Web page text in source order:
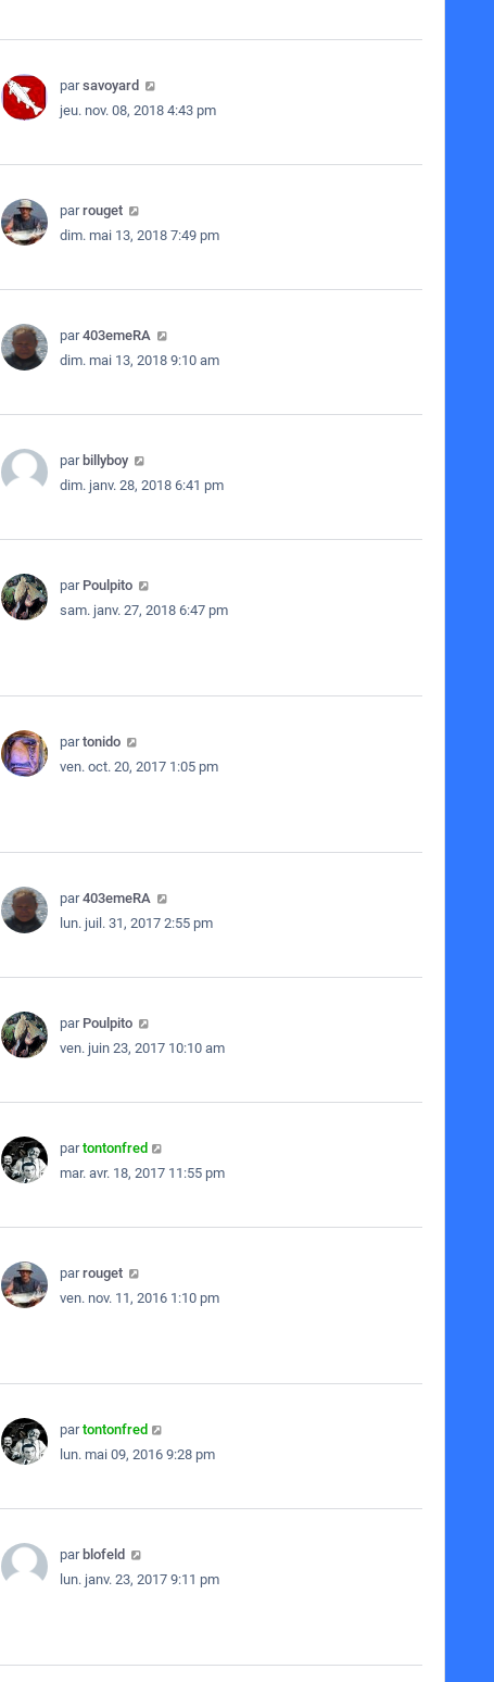
parsavoyard
jeu. nov. 08, 2018 4:43 pm
parrouget
dim. mai 13, 2018 7:49 pm
par403emeRA
dim. mai 13, 2018 9:10 am
par billyboy
dim. janv. 28, 2018 6:41 pm
par Poulpito
sam. janv. 27, 2018 6:47 pm
partonido
ven. oct. 20, 2017 1:05 pm
par403emeRA
lun. juil. 31, 2017 2:55 pm
par Poulpito
ven. juin 23, 2017 10:10 am
partontonfred
mar. avr. 18, 2017 11:55 pm
parrouget
ven. nov. 11, 2016 1:10 pm
partontonfred
lun. mai 09, 2016 9:28 pm
par blofeld
lun. janv. 23, 2017 9:11 pm